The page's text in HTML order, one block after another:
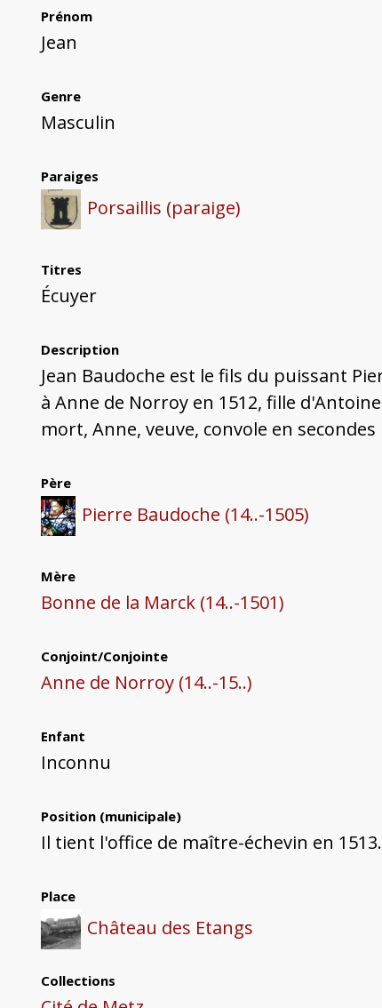
Prénom
Jean
Genre
Masculin
Paraiges
Porsaillis (paraige)
Titres
Écuyer
Description
Jean Baudoche est le fils du puissant
à Anne de Norroy en 1512, fille
mort, Anne, veuve, convole en
Père
Pierre Baudoche (14..-1505)
Mère
Bonne de la Marck (14..-1501)
Conjoint/Conjointe
Anne de Norroy (14..-15..)
Enfant
Inconnu
Position (municipale)
Il tient l'office de maître-échevin en 1513.
Place
Château des Etangs
Collections